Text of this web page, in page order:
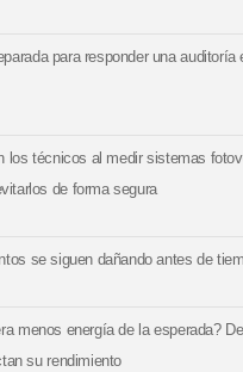
para responder una auditoría
los técnicos al medir sistemas
de forma segura
se siguen dañando antes de
menos energía de la esperada?
su rendimiento